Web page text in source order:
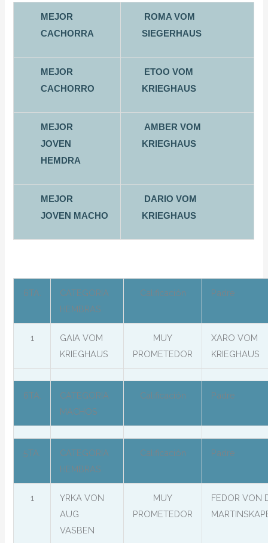
MEJOR
CACHORRA
ROMA VOM
SIEGERHAUS
MEJOR
CACHORRO
ETOO VOM
KRIEGHAUS
MEJOR
JOVEN
HEMDRA
AMBER VOM
KRIEGHAUS
MEJOR
JOVEN MACHO
DARIO VOM
KRIEGHAUS
6TA.
CATEGORIA
HEMBRAS
Calificación Padre
1
GAIA VOM
KRIEGHAUS
MUY
PROMETEDOR
XARO VOM
KRIEGHAUS
6TA.
CATEGORIA
MACHOS
Calificación Padre
5TA.
CATEGORIA
HEMBRAS
Calificación Padre
1
YRKA VON
AUG
VASBEN
MUY
PROMETEDOR
FEDOR VON